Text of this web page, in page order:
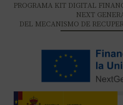
PROGRAMA KIT DIGITAL
NEXT
DEL MECANISMO DE